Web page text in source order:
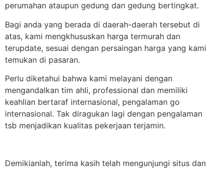
perumahan ataupun gedung dan gedung bertingkat.
Bagi anda yang berada di daerah-daerah tersebut di
atas, kami mengkhususkan harga termurah dan
terupdate, sesuai dengan persaingan harga yang kami
temukan di pasaran.
Perlu diketahui bahwa kami melayani dengan
mengandalkan tim ahli, professional dan memiliki
keahlian bertaraf internasional, pengalaman go
internasional. Tak diragukan lagi dengan pengalaman
tsb menjadikan kualitas pekerjaan terjamin.
Demikianlah, terima kasih telah mengunjungi situs dan